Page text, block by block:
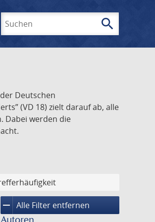
search
Deutschen
(VD 18) zielt darauf ab, alle
Dabei werden die
remove Alle Filter entfernen